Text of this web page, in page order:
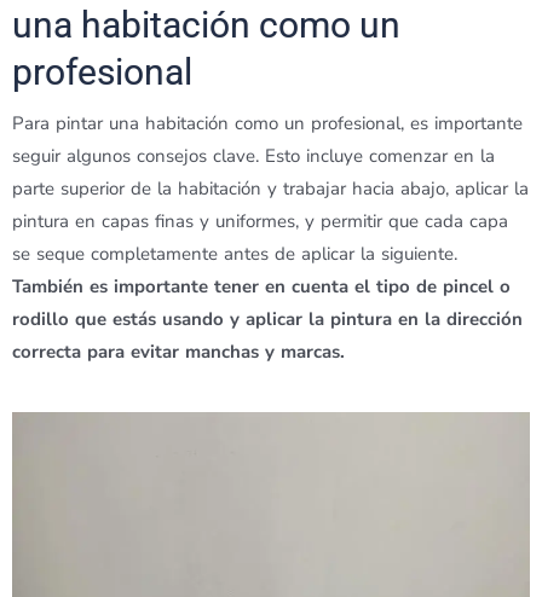
una habitación como un
profesional
Para pintar una habitación como un profesional, es importante
seguir algunos consejos clave. Esto incluye comenzar en la
parte superior de la habitación y trabajar hacia abajo, aplicar la
pintura en capas finas y uniformes, y permitir que cada capa
se seque completamente antes de aplicar la siguiente.
También es importante tener en cuenta el tipo de pincel o
rodillo que estás usando y aplicar la pintura en la dirección
correcta para evitar manchas y marcas.